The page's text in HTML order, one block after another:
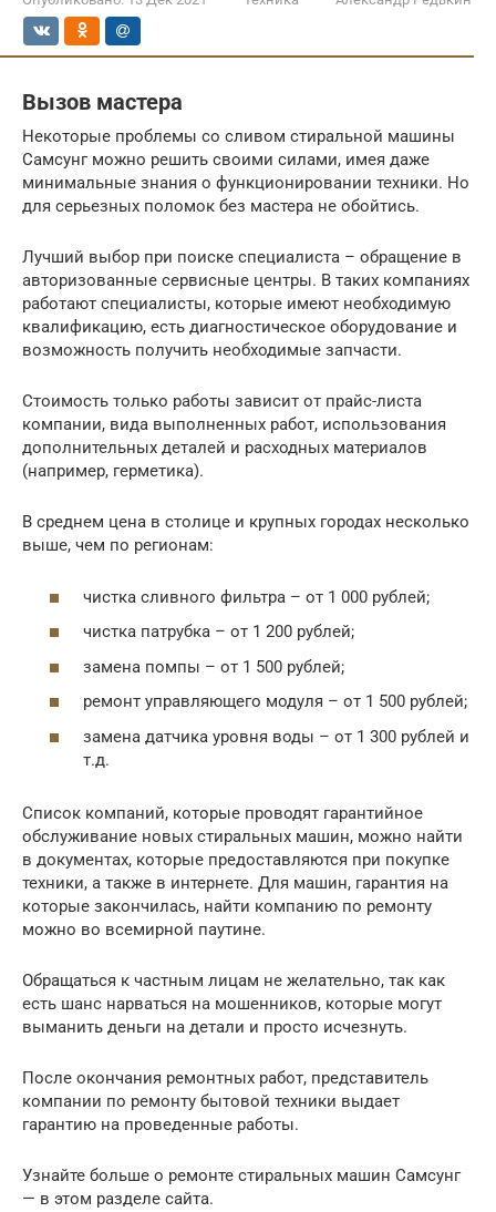
Вызов мастера
Некоторые проблемы со сливом стиральной машины
Самсунг можно решить своими силами, имея даже
минимальные знания о функционировании техники. Но
для серьезных поломок без мастера не обойтись.
Лучший выбор при поиске специалиста – обращение в
авторизованные сервисные центры. В таких компаниях
работают специалисты, которые имеют необходимую
квалификацию, есть диагностическое оборудование и
возможность получить необходимые запчасти.
Стоимость только работы зависит от прайс-листа
компании, вида выполненных работ, использования
дополнительных деталей и расходных материалов
(например, герметика).
В среднем цена в столице и крупных городах несколько
выше, чем по регионам:
чистка сливного фильтра – от 1 000 рублей;
чистка патрубка – от 1 200 рублей;
замена помпы – от 1 500 рублей;
ремонт управляющего модуля – от 1 500 рублей;
замена датчика уровня воды – от 1 300 рублей и
т.д.
Список компаний, которые проводят гарантийное
обслуживание новых стиральных машин, можно найти
в документах, которые предоставляются при покупке
техники, а также в интернете. Для машин, гарантия на
которые закончилась, найти компанию по ремонту
можно во всемирной паутине.
Обращаться к частным лицам не желательно, так как
есть шанс нарваться на мошенников, которые могут
выманить деньги на детали и просто исчезнуть.
После окончания ремонтных работ, представитель
компании по ремонту бытовой техники выдает
гарантию на проведенные работы.
Узнайте больше о ремонте стиральных машин Самсунг
— в этом разделе сайта.